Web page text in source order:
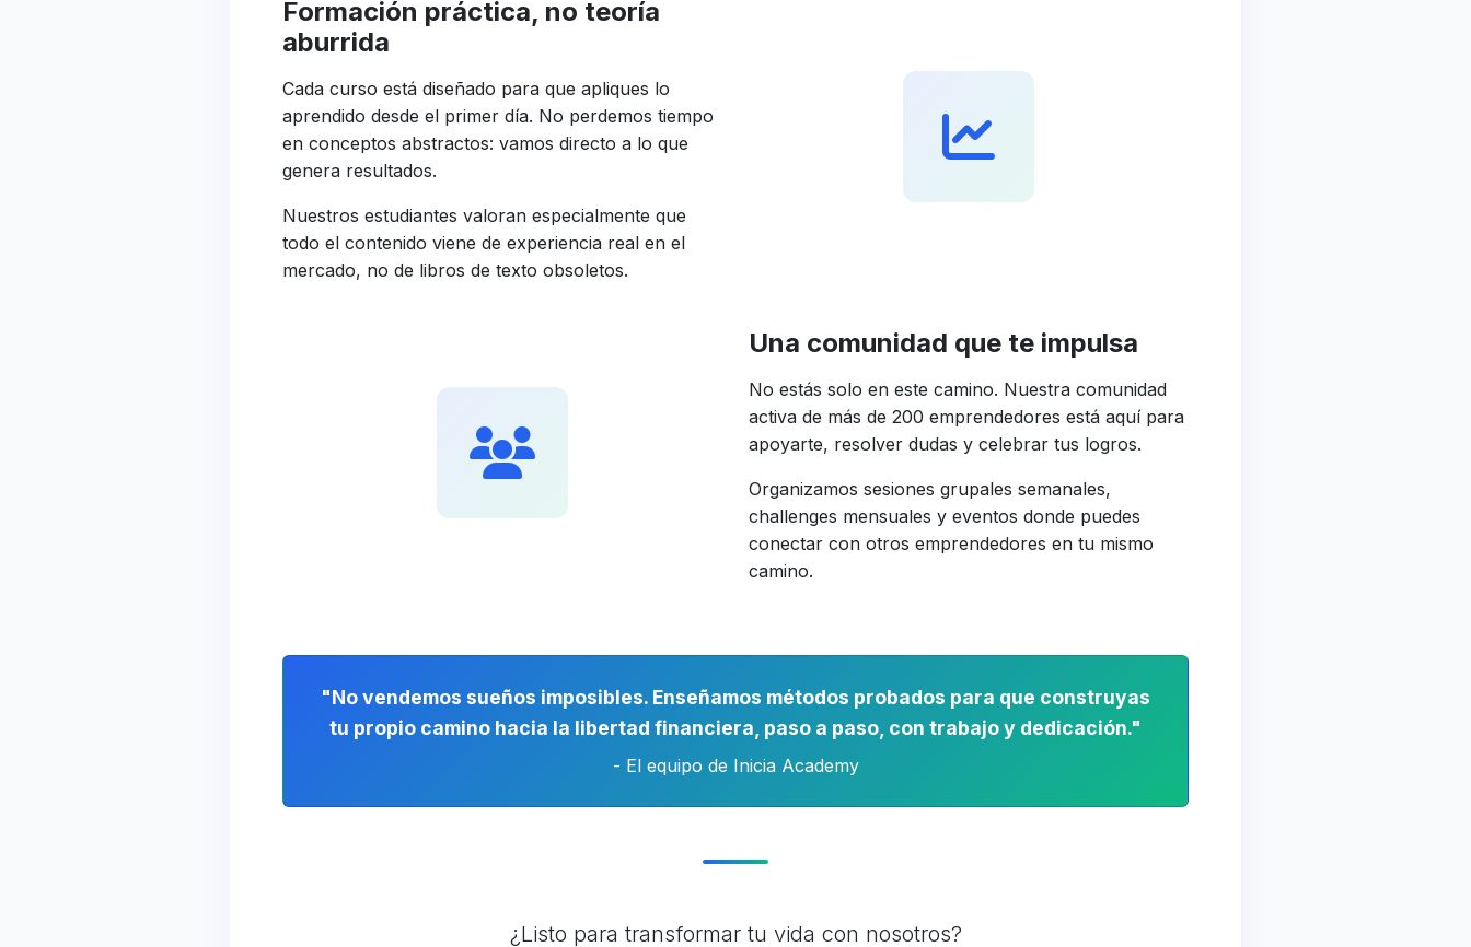
Formación práctica, no teoría
aburrida
Cada curso está diseñado para que apliques lo
aprendido desde el primer día. No perdemos tiempo
en conceptos abstractos: vamos directo a lo que
genera resultados.
Nuestros estudiantes valoran especialmente que
todo el contenido viene de experiencia real en el
mercado, no de libros de texto obsoletos.
Una comunidad que te impulsa
No estás solo en este camino. Nuestra comunidad
activa de más de 200 emprendedores está aquí para
apoyarte, resolver dudas y celebrar tus logros.
Organizamos sesiones grupales semanales,
challenges mensuales y eventos donde puedes
conectar con otros emprendedores en tu mismo
camino.
"No vendemos sueños imposibles. Enseñamos métodos probados para que construyas
tu propio camino hacia la libertad financiera, paso a paso, con trabajo y dedicación."
- El equipo de Inicia Academy
¿Listo para transformar tu vida con nosotros?